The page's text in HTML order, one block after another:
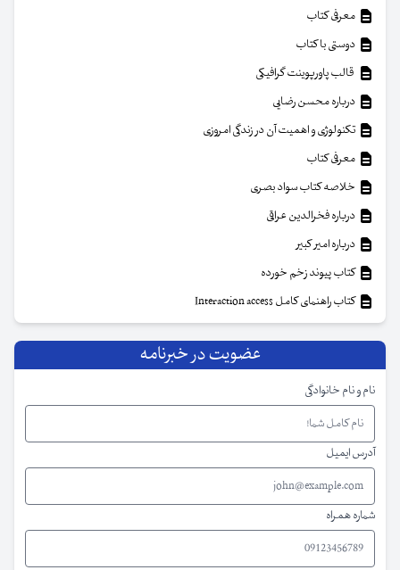
معرفی کتاب
دوستی با کتاب
قالب پاورپوینت گرافیکی
درباره محسن رضایی
تکنولوژی و اهمیت آن در زندگی امروزی
معرفی کتاب
خلاصه کتاب سواد بصری
درباره فخرالدین عراقی
درباره امیر کبیر
کتاب پیوند زخم خورده
کتاب راهنمای کامل Interaction access
عضویت در خبرنامه
نام و نام خانوادگی
آدرس ایمیل
شماره همراه